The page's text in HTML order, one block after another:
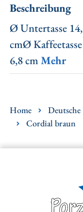
Beschreibung
Ø Untertasse
cmØ
6,8 cm Mehr
Home
Cordial braun